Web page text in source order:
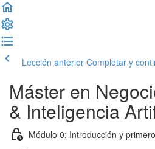
Lección anterior Completar y
Máster en
& Inteligencia
Módulo 0: Introducción y